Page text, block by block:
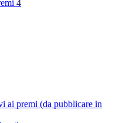
4
ai premi (da pubblicare in